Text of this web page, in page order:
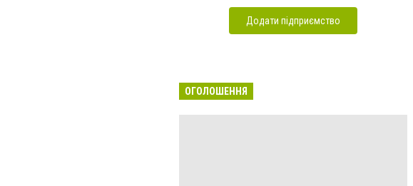
Додати підприємство
ОГОЛОШЕННЯ